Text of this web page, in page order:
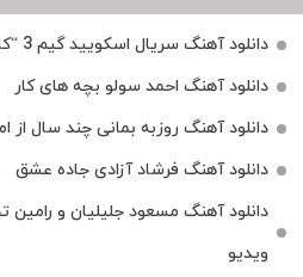
دانلود آهنگ سریال اسکویید گیم 3 “کامل” آپدیت 2025
دانلود آهنگ احمد سولو بچه های کار
دانلود آهنگ روزبه بمانی چند سال از
دانلود آهنگ فرشاد آزادی جاده عشق
ویدیو